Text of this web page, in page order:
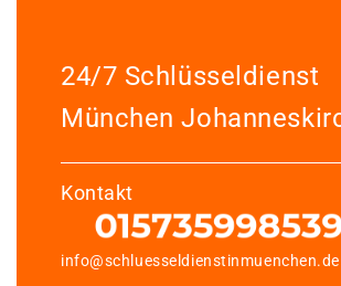
24/7 Schlüsseldienst
München
Kontakt
info@schluesseldienstinmuenchen.de